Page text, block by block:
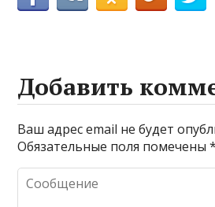
Добавить
Ваш адрес email не будет
Обязательные поля помечены*